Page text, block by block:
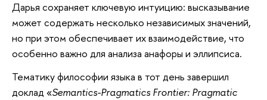
Дарья сохраняет ключевую интуицию: высказывание
может содержать несколько независимых значений,
но при этом обеспечивает их взаимодействие, что
особенно важно для анализа анафоры и эллипсиса.
Тематику философии языка в тот день завершил
доклад «Semantics-Pragmatics Frontier: Pragmatic